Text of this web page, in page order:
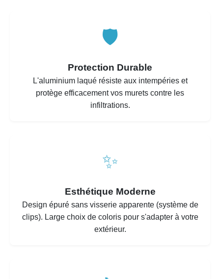
🛡️
Protection Durable
L'aluminium laqué résiste aux intempéries et
protège efficacement vos murets contre les
infiltrations.
✨
Esthétique Moderne
Design épuré sans visserie apparente (système de
clips). Large choix de coloris pour s'adapter à votre
extérieur.